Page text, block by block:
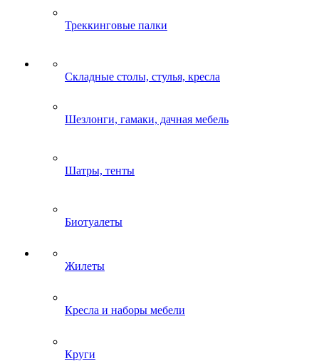
Треккинговые палки
Складные столы, стулья, кресла
Шезлонги, гамаки, дачная мебель
Шатры, тенты
Биотуалеты
Жилеты
Кресла и наборы мебели
Круги